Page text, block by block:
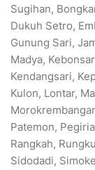
Sugihan,
Dukuh Setro,
Gunung Sari,
Madya,
Kendangsari,
Kulon, Lontar,
Patemon,
Rangkah,
Sidodadi,